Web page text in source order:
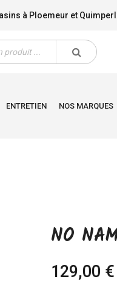
à Ploemeur et
ENTRETIEN NOS MARQUES
NO
129,00 €